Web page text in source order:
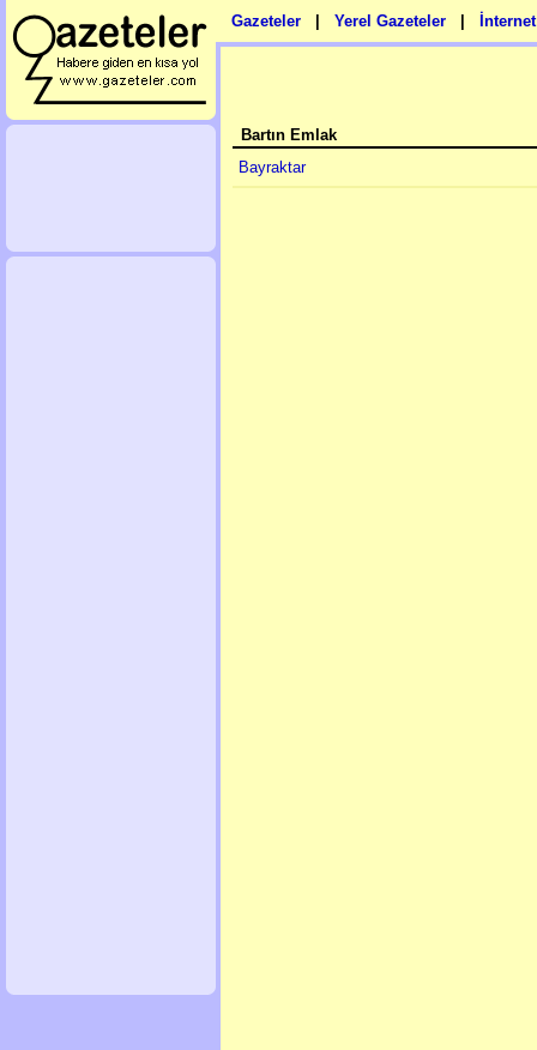
Gazeteler Yerel Gazeteler
Bartın Emlak
Bayraktar